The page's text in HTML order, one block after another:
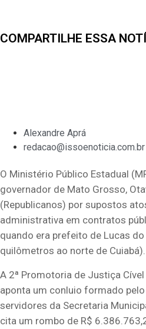
COMPARTILHE ESSA
Alexandre Aprá
redacao@issoenoticia.com.br
O Ministério Público Estadual
governador de Mato Grosso,
(Republicanos) por supostos
administrativa em contratos
quando era prefeito de Lucas
quilômetros ao norte de Cuiabá).
A 2ª Promotoria de Justiça
aponta um conluio formado
servidores da Secretaria
cita um rombo de R$